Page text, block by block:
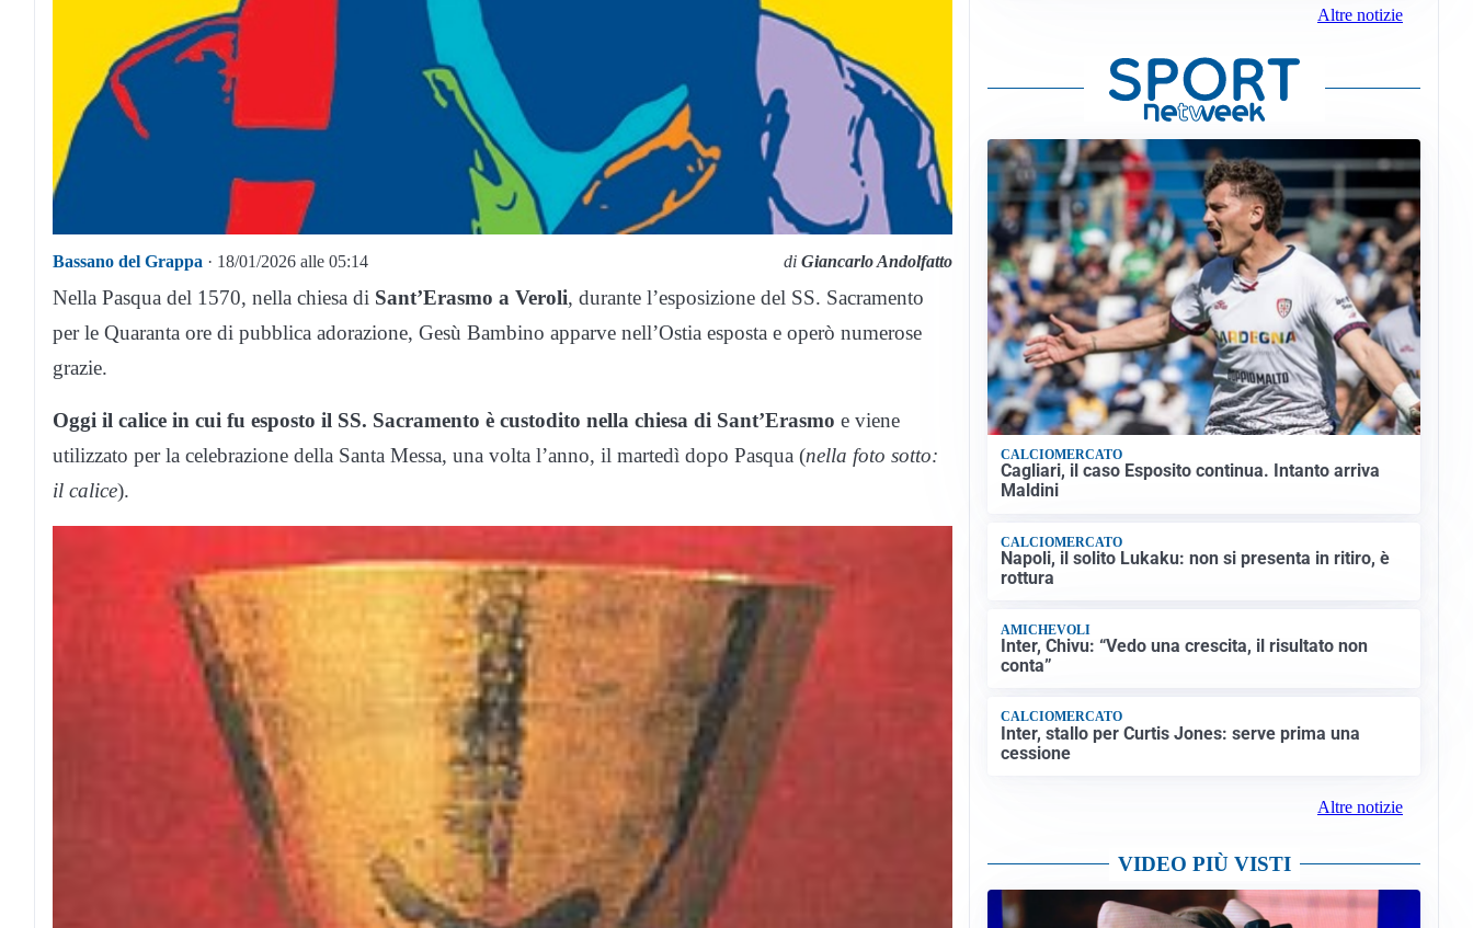
Bassano del Grappa · 18/01/2026 alle 05:14 diGiancarlo Andolfatto
Nella Pasqua del 1570, nella chiesa di Sant’Erasmo a Veroli, durante l’esposizione del SS. Sacramento
per le Quaranta ore di pubblica adorazione, Gesù Bambino apparve nell’Ostia esposta e operò numerose
grazie.
Oggi il calice in cui fu esposto il SS. Sacramento è custodito nella chiesa di Sant’Erasmo e viene
utilizzato per la celebrazione della Santa Messa, una volta l’anno, il martedì dopo Pasqua (nella foto sotto:
il calice).
Altre notizie
CALCIOMERCATO
Cagliari, il caso Esposito continua. Intanto arriva
Maldini
CALCIOMERCATO
Napoli, il solito Lukaku: non si presenta in ritiro, è
rottura
AMICHEVOLI
Inter, Chivu: “Vedo una crescita, il risultato non
conta”
CALCIOMERCATO
Inter, stallo per Curtis Jones: serve prima una
cessione
Altre notizie
VIDEO PIÙ VISTI